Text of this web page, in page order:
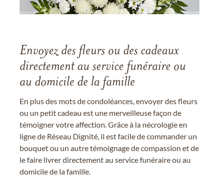
Envoyez des fleurs ou des cadeaux
directement au service funéraire ou
au domicile de la famille
En plus des mots de condoléances, envoyer des fleurs
ou un petit cadeau est une merveilleuse façon de
témoigner votre affection. Grâce à la nécrologie en
ligne de Réseau Dignité, il est facile de commander un
bouquet ou un autre témoignage de compassion et de
le faire livrer directement au service funéraire ou au
domicile de la famille.